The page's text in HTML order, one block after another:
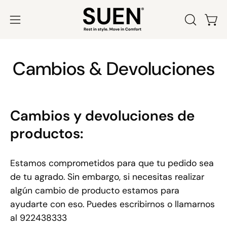
Abrir
navegación
ABRIR
Cambios & Devoluciones
Cambios y devoluciones de
productos:
Estamos comprometidos para que tu pedido sea
de tu agrado. Sin embargo, si necesitas realizar
algún cambio de producto estamos para
ayudarte con eso. Puedes escribirnos o llamarnos
al 922438333